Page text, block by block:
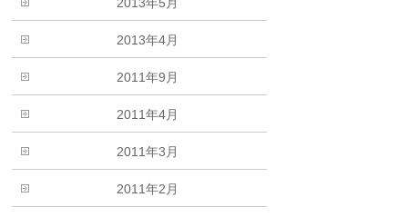
2013年4月
2011年9月
2011年4月
2011年3月
2011年2月